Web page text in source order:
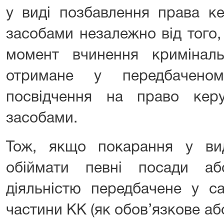
у виді позбавлення права
засобами незалежно від
момент вчинення
отримане у
посвідчення на право
засобами.
Тож, якщо покарання у
обіймати певні посади
діяльністю передбачене у
частини КК (як обов’язкове